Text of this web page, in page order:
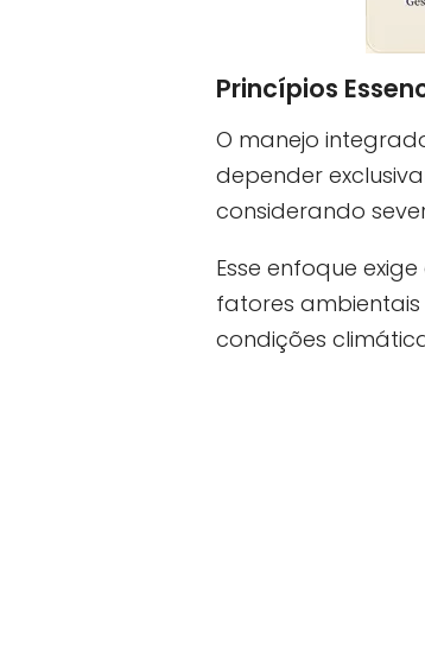
Princípios
O manejo
depender
considerando
Esse enfoque
fatores
condições